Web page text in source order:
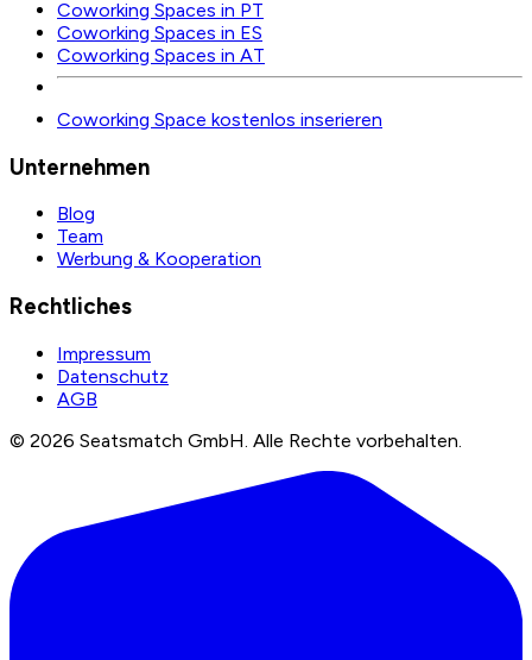
Coworking Spaces in PT
Coworking Spaces in ES
Coworking Spaces in AT
Coworking Space kostenlos inserieren
Unternehmen
Blog
Team
Werbung & Kooperation
Rechtliches
Impressum
Datenschutz
AGB
© 2026 Seatsmatch GmbH. Alle Rechte vorbehalten.